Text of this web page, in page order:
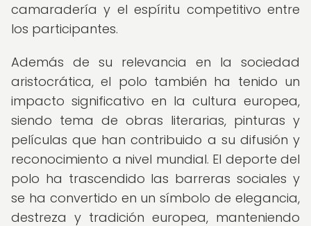
camaradería y el espíritu competitivo entre
los participantes.
Además de su relevancia en la sociedad
aristocrática, el polo también ha tenido un
impacto significativo en la cultura europea,
siendo tema de obras literarias, pinturas y
películas que han contribuido a su difusión y
reconocimiento a nivel mundial. El deporte del
polo ha trascendido las barreras sociales y
se ha convertido en un símbolo de elegancia,
destreza y tradición europea, manteniendo